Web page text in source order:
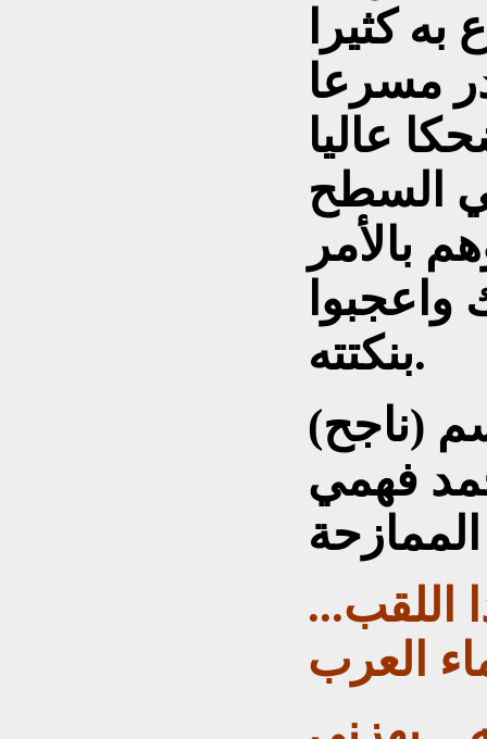
كثيرا
مسرعا
عاليا
السطح
بالأمر
بنكتته.
(ناجح)
فهمي
اللقب...
العرب